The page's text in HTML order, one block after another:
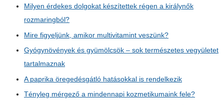
Milyen érdekes dolgokat készítettek régen a királynők
rozmaringból?
Mire figyeljünk, amikor multivitamint veszünk?
Gyógynövények és gyümölcsök – sok természetes vegyületet
tartalmaznak
A paprika öregedésgátló hatásokkal is rendelkezik
Tényleg mérgező a mindennapi kozmetikumaink fele?